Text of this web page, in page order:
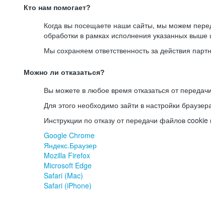
Кто нам помогает?
Когда вы посещаете наши сайты, мы можем
обработки в рамках исполнения указанных
Мы сохраняем ответственность за действия
Можно ли отказаться?
Вы можете в любое время отказаться от
Для этого необходимо зайти в настройки
Инструкции по отказу от передачи файлов cookie
Google Chrome
Яндекс.Браузер
Mozilla Firefox
Microsoft Edge
Safari (Mac)
Safari (iPhone)